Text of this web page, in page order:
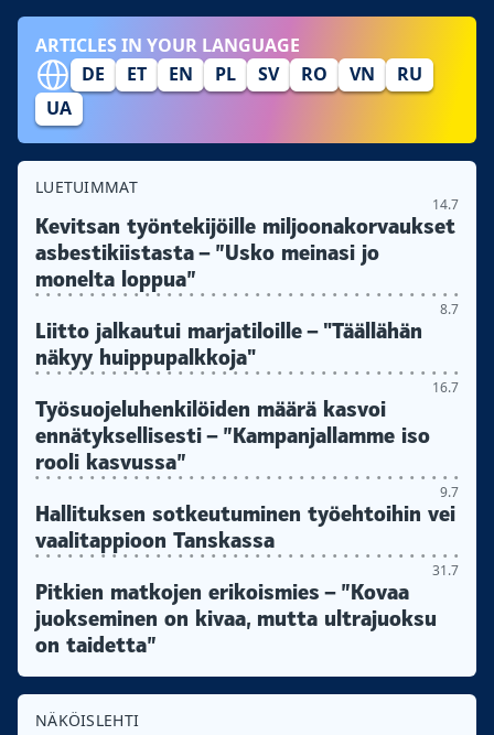
ARTICLES IN YOUR LANGUAGE
DE
ET EN PL SV RO VN
RU
UA
LUETUIMMAT
14.7
Kevitsan työntekijöille miljoonakorvaukset
asbestikiistasta – ”Usko meinasi jo
monelta loppua”
8.7
Liitto jalkautui marjatiloille – "Täällähän
näkyy huippupalkkoja"
16.7
Työsuojeluhenkilöiden määrä kasvoi
ennätyksellisesti – ”Kampanjallamme iso
rooli kasvussa”
9.7
Hallituksen sotkeutuminen työehtoihin vei
vaalitappioon Tanskassa
31.7
Pitkien matkojen erikoismies – ”Kovaa
juokseminen on kivaa, mutta ultrajuoksu
on taidetta”
NÄKÖISLEHTI